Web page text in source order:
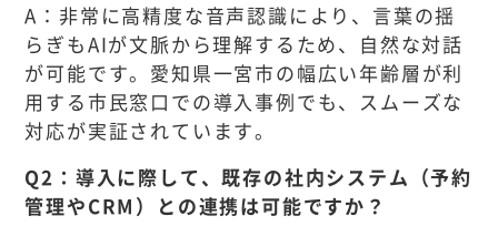
A：非常に高精度な音声認識により、言葉の揺
らぎもAIが文脈から理解するため、自然な対話
が可能です。愛知県一宮市の幅広い年齢層が利
用する市民窓口での導入事例でも、スムーズな
対応が実証されています。
Q2：導入に際して、既存の社内システム（予約
管理やCRM）との連携は可能ですか？